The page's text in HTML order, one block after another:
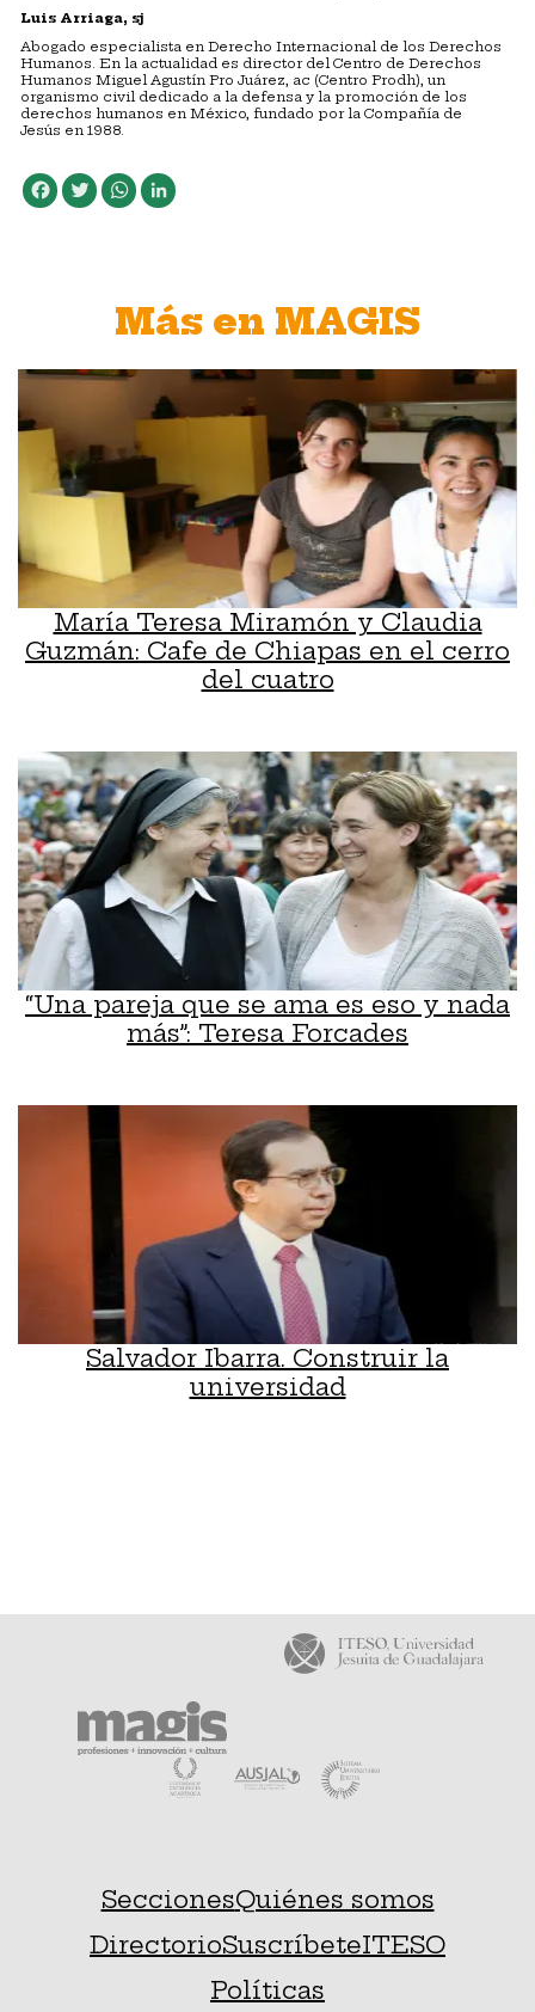
Luis Arriaga, sj
Abogado especialista en Derecho Internacional de los Derechos
Humanos. En la actualidad es director del Centro de Derechos
Humanos Miguel Agustín Pro Juárez, ac (Centro Prodh), un
organismo civil dedicado a la defensa y la promoción de los
derechos humanos en México, fundado por la Compañía de
Jesús en 1988.
Facebook
TwitterWhatsApp
Más en MAGIS
María Teresa Miramón y Claudia
Guzmán: Cafe de Chiapas en el cerro
del cuatro
“Una pareja que se ama es eso y nada
más”: Teresa Forcades
Salvador Ibarra. Construir la
universidad
SeccionesQuiénes somos
DirectorioSuscríbeteITESO
Políticas